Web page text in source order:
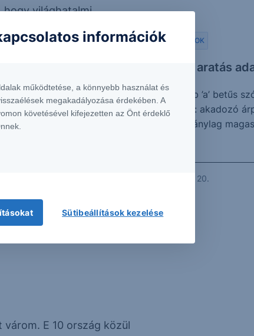
hogy világhatalmi
illúzió. Mindenesetre,
növeli önellátását, a
– raktárakat,
termék még el sem
már érzékeli, és próbál
E 10 ország közül
Az árpa aratás
AGRÁR SAROK
Mivel több ’a’ betűs
folytatom: akadozó
aratás, aránylag
2026. július 20.
információk
működtetése, a könnyebb használat és
megakadályozása érdekében. A
követésével kifejezetten az Önt érdeklő
Sütibeállítások kezelése